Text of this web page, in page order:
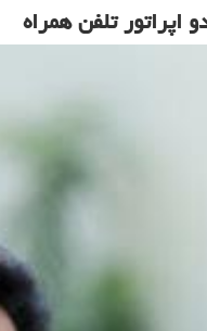
اپراتور تلفن همراه